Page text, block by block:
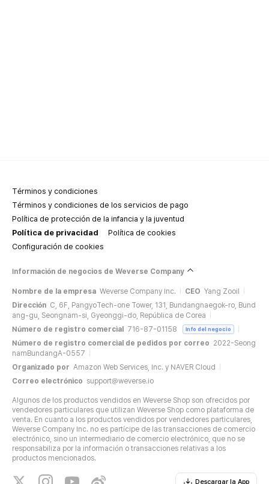
Términos y condiciones
Términos y condiciones de los servicios de pago
Política de protección de la infancia y la juventud
Política de privacidad
Política de cookies
Configuración de cookies
Información de negocios de Weverse Company
Nombre de la empresa Weverse Company Inc. CEO Yang Zooil
Dirección C, 6F, PangyoTech-one Tower, 131, Bundangnaegok-ro, Bund
ang-gu, Seongnam-si, Gyeonggi-do, República de Corea
Número de registro comercial
716-87-01158 Info del negocio
Número de registro comercial de pedidos por correo 2022-Seong
namBundangA-0557
Organizado por Amazon Web Services, Inc. y NAVER Cloud
Correo electrónico support@weverse.io
Algunos de los productos vendidos en Weverse Shop son ofrecidos por
vendedores particulares que utilizan Weverse Shop como plataforma de
venta. En cuanto a los productos vendidos por vendedores particulares,
Weverse Company Inc. no es partícipe de las transacciones de comercio
electrónico, sino un intermediario de comercio electrónico, que no se
responsabiliza por la información o transacciones relativas a los
productos mencionados.
Descargar la App